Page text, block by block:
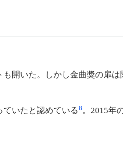
開いた。しかし金曲獎の扉は
いたと認めている 8。2015年